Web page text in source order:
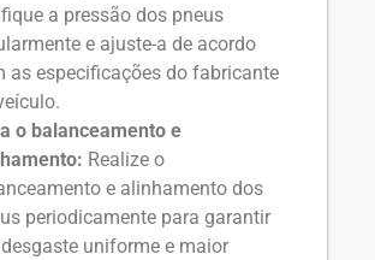
a pressão dos pneus
e ajuste-a de acordo
as especificações do fabricante
o balanceamento e
Realize o
e alinhamento dos
periodicamente para garantir
uniforme e maior